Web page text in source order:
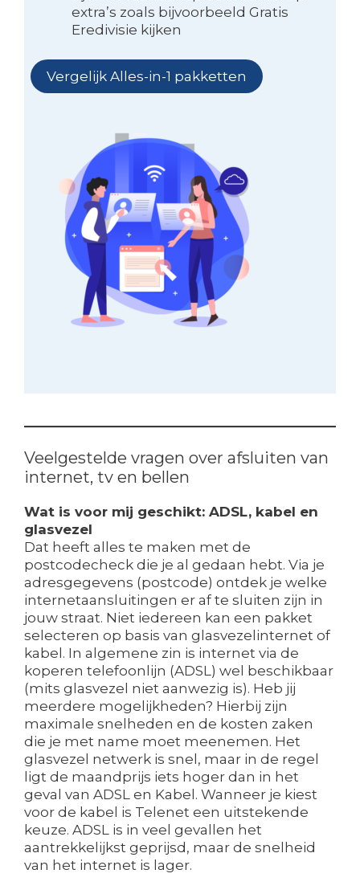
extra’s zoals bijvoorbeeld Gratis
Eredivisie kijken
Vergelijk Alles-in-1 pakketten
Veelgestelde vragen over afsluiten van
internet, tv en bellen
Wat is voor mij geschikt: ADSL, kabel en
glasvezel
Dat heeft alles te maken met de
postcodecheck die je al gedaan hebt. Via je
adresgegevens (postcode) ontdek je welke
internetaansluitingen er af te sluiten zijn in
jouw straat. Niet iedereen kan een pakket
selecteren op basis van glasvezelinternet of
kabel. In algemene zin is internet via de
koperen telefoonlijn (ADSL) wel beschikbaar
(mits glasvezel niet aanwezig is). Heb jij
meerdere mogelijkheden? Hierbij zijn
maximale snelheden en de kosten zaken
die je met name moet meenemen. Het
glasvezel netwerk is snel, maar in de regel
ligt de maandprijs iets hoger dan in het
geval van ADSL en Kabel. Wanneer je kiest
voor de kabel is Telenet een uitstekende
keuze. ADSL is in veel gevallen het
aantrekkelijkst geprijsd, maar de snelheid
van het internet is lager.